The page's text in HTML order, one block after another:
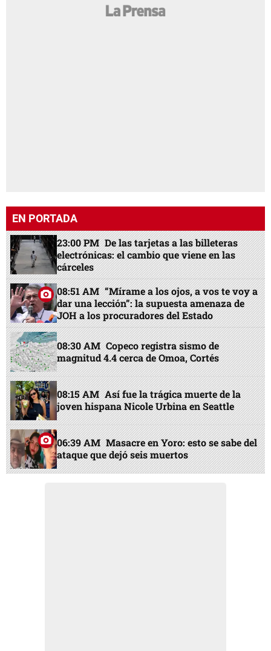
EN PORTADA
23:00 PM De las tarjetas a las billeteras
electrónicas: el cambio que viene en las
cárceles
08:51 AM “Mírame a los ojos, a vos te voy a
dar una lección”: la supuesta amenaza de
JOH a los procuradores del Estado
08:30 AM Copeco registra sismo de
magnitud 4.4 cerca de Omoa, Cortés
08:15 AM Así fue la trágica muerte de la
joven hispana Nicole Urbina en Seattle
06:39 AM Masacre en Yoro: esto se sabe del
ataque que dejó seis muertos